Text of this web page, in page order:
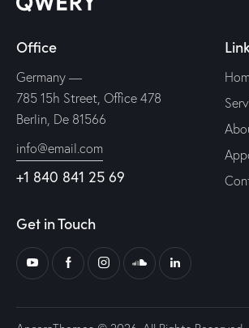
Office
Germany —
785 15h Street, Office 478
Berlin, De 81566
info@email.com
+1 840 841 25 69
Get in Touch